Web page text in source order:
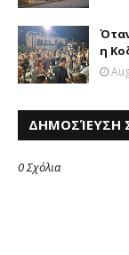
η
ΔΗΜΟΣΊΕΥΣΗ
0 Σχόλια